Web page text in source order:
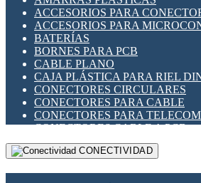
INDICADORES PARA PANEL
INTERFACES DE RELÉ
INTERRUPTORES FIN DE
LLAVES CONMUTADORAS
MEDIDORES DE ENERGÍA Y
MOTORES PASO A PASO
PANTALLAS HMI
PLC -CONTROLADORES
PROGRAMADORES DE
RELÉS DE PROTECCIÓN
SENSORES CAPACITIVOS
ACCESORIOS PARA
ACCESORIOS PARA
BATERÍAS
BORNES PARA PCB
CABLE PLANO
CAJA PLÁSTICA PARA RIEL
CONECTORES CIRCULARES
CONECTORES PARA CABLE
CONECTORES PARA
CONECTORES CABLE A PCB
CONECTORES PCB A CABLE
DIP SWITCHESCONECTIVIDAD